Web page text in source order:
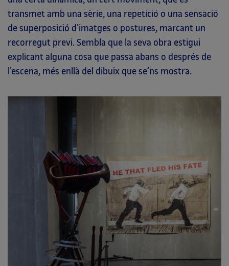
transmet amb una sèrie, una repetició o una sensació
de superposició d’imatges o postures, marcant un
recorregut previ. Sembla que la seva obra estigui
explicant alguna cosa que passa abans o després de
l’escena, més enllà del dibuix que se’ns mostra.